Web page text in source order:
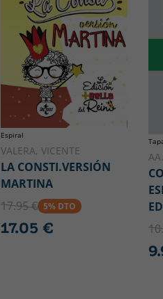
Espiral
VALERA, VICENTE
LA CONSTI.VERSIÓN
MARTINA
17.95 € 5% DTO
17.05 €